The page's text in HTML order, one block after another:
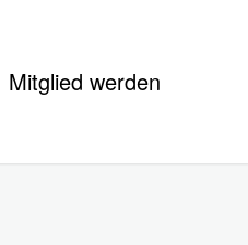
Mitglied werden